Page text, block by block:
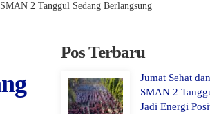
2 Tanggul Sedang Berlangsung
Pos Terbaru
Jumat Sehat
SMAN 2
Jadi Energi